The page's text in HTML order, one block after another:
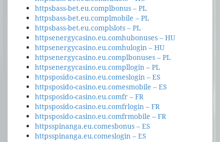
httpsbass-bet.eu.complbonus – PL
httpsbass-bet.eu.complmobile – PL
httpsbass-bet.eu.complslots – PL
httpsenergycasino.eu.comhubonuses – HU
httpsenergycasino.eu.comhulogin – HU
httpsenergycasino.eu.complbonuses – PL
httpsenergycasino.eu.compllogin – PL
httpsposido-casino.eu.comeslogin – ES
httpsposido-casino.eu.comesmobile – ES
httpsposido-casino.eu.comfr – FR
httpsposido-casino.eu.comfrlogin – FR
httpsposido-casino.eu.comfrmobile – FR
httpsspinanga.eu.comesbonus – ES
httpsspinanga.eu.comeslogin – ES